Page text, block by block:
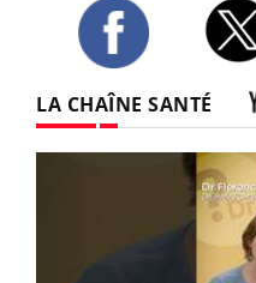
LA CHAÎNE SANTÉ